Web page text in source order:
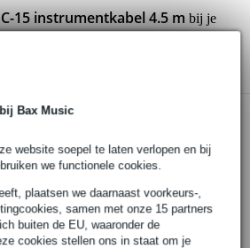
Bax Music
website soepel te laten verlopen en bij
we functionele cookies.
plaatsen we daarnaast voorkeurs-,
samen met onze 15 partners
buiten de EU, waaronder de
cookies stellen ons in staat om je
15 instrumentkabel 4.5 m bij je